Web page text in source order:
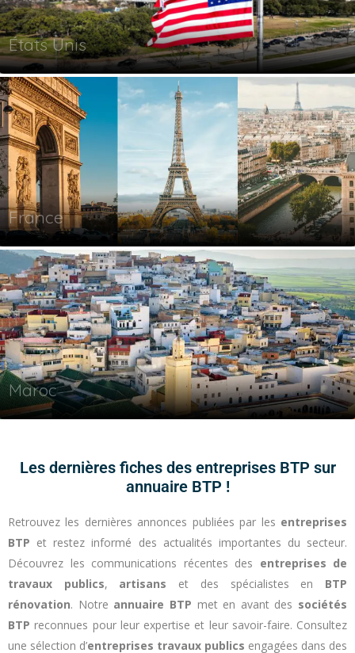
États Unis
France
Maroc
Les dernières fiches des entreprises BTP sur
annuaire BTP !
Retrouvez les dernières annonces publiées par les entreprises
BTP et restez informé des actualités importantes du secteur.
Découvrez les communications récentes des entreprises de
travaux publics, artisans et des spécialistes en BTP
rénovation. Notre annuaire BTP met en avant des sociétés
BTP reconnues pour leur expertise et leur savoir-faire. Consultez
une sélection d’entreprises travaux publics engagées dans des